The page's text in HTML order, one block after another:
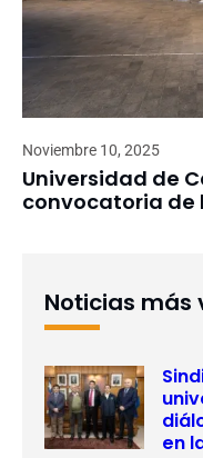
Noviembre 10, 2025
Universidad de
convocatoria de
Noticias más
en